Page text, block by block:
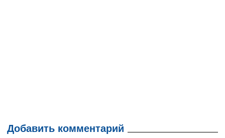
Добавить комментарий